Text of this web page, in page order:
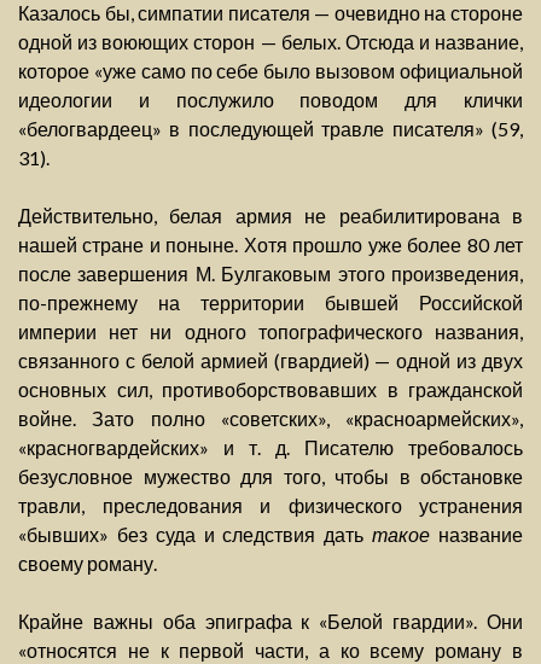
Казалось бы, симпатии писателя — очевидно на стороне
одной из воюющих сторон — белых. Отсюда и название,
которое «уже само по себе было вызовом официальной
идеологии и послужило поводом для клички
«белогвардеец» в последующей травле писателя» (59,
31).
Действительно, белая армия не реабилитирована в
нашей стране и поныне. Хотя прошло уже более 80 лет
после завершения М. Булгаковым этого произведения,
по-прежнему на территории бывшей Российской
империи нет ни одного топографического названия,
связанного с белой армией (гвардией) — одной из двух
основных сил, противоборствовавших в гражданской
войне. Зато полно «советских», «красноармейских»,
«красногвардейских» и т. д. Писателю требовалось
безусловное мужество для того, чтобы в обстановке
травли, преследования и физического устранения
«бывших» без суда и следствия датьтакое название
своему роману.
Крайне важны оба эпиграфа к «Белой гвардии». Они
«относятся не к первой части, а ко всему роману в